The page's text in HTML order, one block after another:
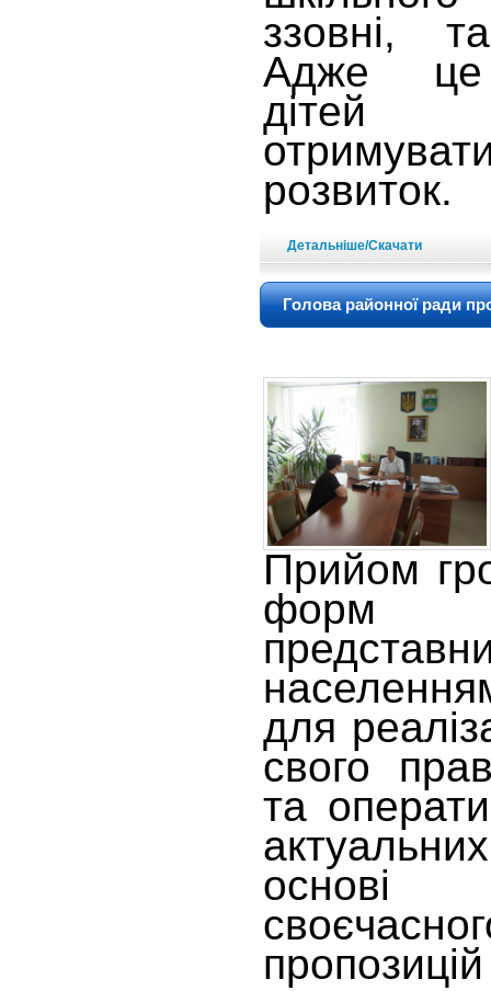
ззовні,
Адже це
дітей
розвиток.
Детальніше/Скачати
Голова районної ради
Прийом
форм
для
свого
та
основі
пропозицій